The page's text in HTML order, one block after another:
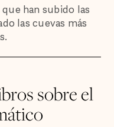
han subido las
las cuevas más
sobre el